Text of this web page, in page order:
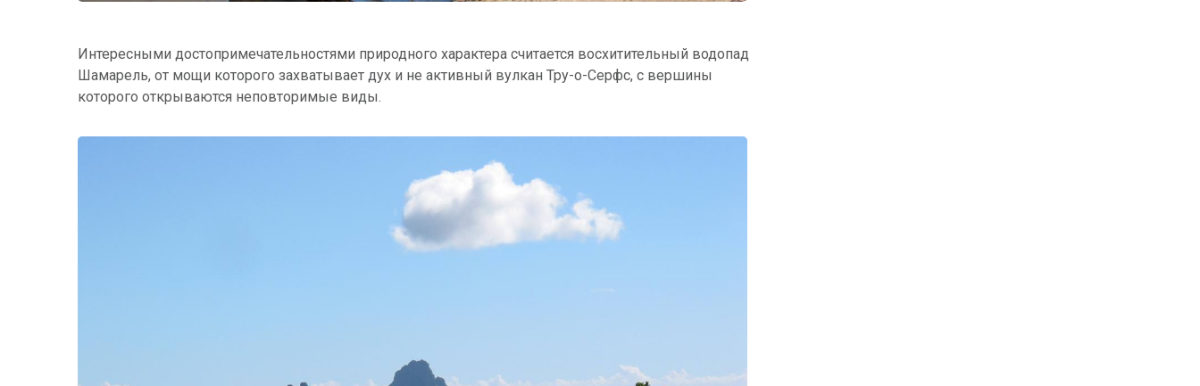
Интересными достопримечательностями природного характера считается восхитительный водопад
Шамарель, от мощи которого захватывает дух и не активный вулкан Тру-о-Серфс, с вершины
которого открываются неповторимые виды.